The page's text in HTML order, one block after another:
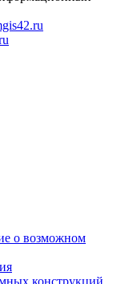
о возможном
конструкций